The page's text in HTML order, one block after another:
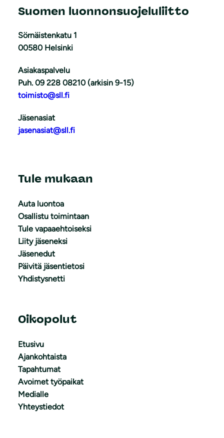
Suomen luonnonsuojeluliitto
Sörnäistenkatu 1
00580 Helsinki
Asiakaspalvelu
Puh. 09 228 08210 (arkisin 9-15)
toimisto@sll.fi
Jäsenasiat
jasenasiat@sll.fi
Tule mukaan
Auta luontoa
Osallistu toimintaan
Tule vapaaehtoiseksi
Liity jäseneksi
Jäsenedut
Päivitä jäsentietosi
Yhdistysnetti
Oikopolut
Etusivu
Ajankohtaista
Tapahtumat
Avoimet työpaikat
Medialle
Yhteystiedot